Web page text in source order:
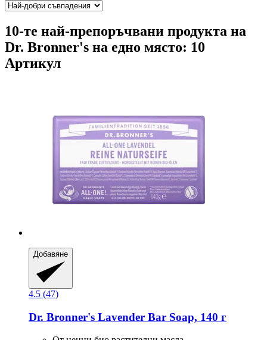
10-те най-препоръчвани продукта на
Dr. Bronner's на едно място: 10
Артикул
Добавяне
4.5 (47)
Dr. Bronner's Lavender Bar Soap, 140 г